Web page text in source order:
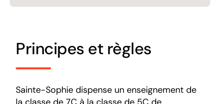
Principes et règles
Sainte-Sophie dispense un enseignement de